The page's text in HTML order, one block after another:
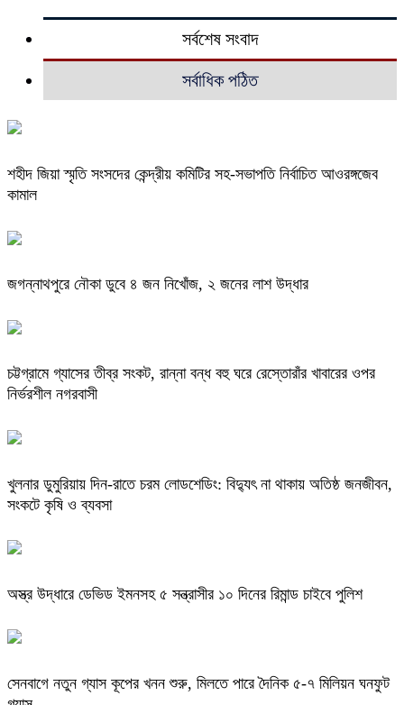
সর্বশেষ সংবাদ
সর্বাধিক পঠিত
শহীদ জিয়া স্মৃতি সংসদের কেন্দ্রীয় কমিটির সহ-সভাপতি নির্বাচিত আওরঙ্গজেব
কামাল
জগন্নাথপুরে নৌকা ডুবে ৪ জন নিখোঁজ, ২ জনের লাশ উদ্ধার
চট্টগ্রামে গ্যাসের তীব্র সংকট, রান্না বন্ধ বহু ঘরে রেস্তোরাঁর খাবারের ওপর
নির্ভরশীল নগরবাসী
খুলনার ডুমুরিয়ায় দিন-রাতে চরম লোডশেডিং: বিদ্যুৎ না থাকায় অতিষ্ঠ জনজীবন,
সংকটে কৃষি ও ব্যবসা
অস্ত্র উদ্ধারে ডেভিড ইমনসহ ৫ সন্ত্রাসীর ১০ দিনের রিমান্ড চাইবে পুলিশ
সেনবাগে নতুন গ্যাস কূপের খনন শুরু, মিলতে পারে দৈনিক ৫-৭ মিলিয়ন ঘনফুট